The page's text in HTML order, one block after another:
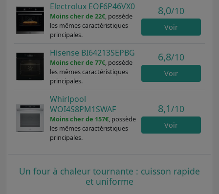
Electrolux EOF6P46VX0
Moins cher de 22€, possède
les mêmes caractéristiques
principales.
8,0/10
Voir
Hisense BI64213SEPBG
Moins cher de 77€, possède
les mêmes caractéristiques
principales.
6,8/10
Voir
Whirlpool
WOI4S8PM1SWAF
Moins cher de 157€, possède
les mêmes caractéristiques
principales.
8,1/10
Voir
Un four à chaleur tournante : cuisson rapide
et uniforme